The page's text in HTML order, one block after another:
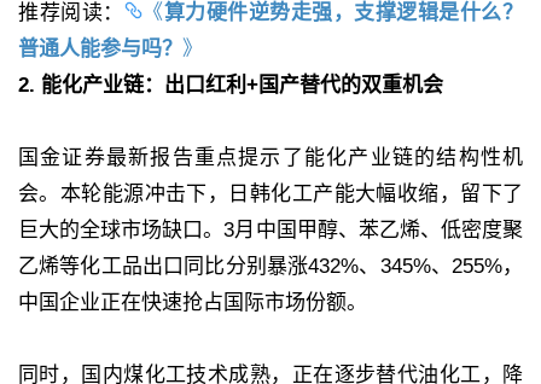
推荐阅读： 《算力硬件逆势走强，支撑逻辑是什么？
普通人能参与吗？ 》
2. 能化产业链：出口红利+国产替代的双重机会
国金证券最新报告重点提示了能化产业链的结构性机
会。本轮能源冲击下，日韩化工产能大幅收缩，留下了
巨大的全球市场缺口。3月中国甲醇、苯乙烯、低密度聚
乙烯等化工品出口同比分别暴涨432%、345%、255%，
中国企业正在快速抢占国际市场份额。
同时，国内煤化工技术成熟，正在逐步替代油化工，降